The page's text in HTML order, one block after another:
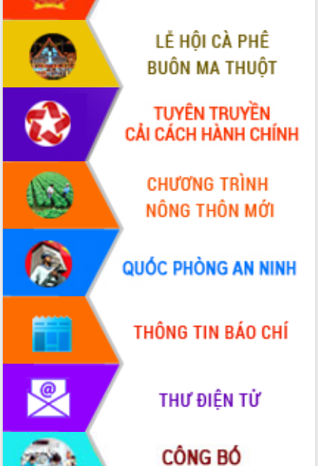
Nâng cao hiệu quả hoạt động của các
doanh nghiệp nhà nước
Hội nghị triển khai kết nối mạng
truyền số liệu chuyên dùng phục vụ cơ
quan Đảng, Nhà nước
Lễ phát động chuỗi hoạt động chung
tay làm sạch môi trường
Xã Ea Kar bước chuyển mình trong
công tác cải cách hành chính mô hình
UBND tỉnh họp báo định kỳ tháng 4
năm 2026
Hội thảo khoa học “Giải pháp thúc đẩy
phát triển nền kinh tế xanh tại tỉnh
Đắk Lắk”
Tăng cường giám sát, đôn đốc thực
hiện nhiệm vụ quản lý tài sản công
hàng tuần
Tháo gỡ những vướng mắc, đẩy mạnh
công tác cải cách thủ tục hành chính
tại Trung tâm Phục vụ hành chính
công tỉnh
Đắk Lắk: Tôn vinh 46 giải pháp tại Hội
thi Sáng tạo Kỹ thuật 2024 - 2025
Đắk Lắk rà soát, điều chỉnh Đề án 190
về phát triển nuôi trồng thủy sản
Phó Chủ tịch UBND tỉnh Đắk Lắk
Trương Công Thái kiểm tra thực địa
Dự án cao tốc Khánh Hòa - Buôn Ma
Thuột